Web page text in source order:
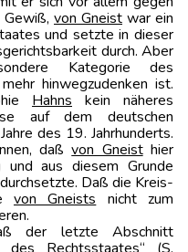
Gewiß, von Gneist war ein
und setzte in dieser
durch. Aber
Kategorie des
hinwegzudenken ist.
Hahns kein näheres
auf dem deutschen
des 19. Jahrhunderts.
daßvon Gneisthier
und aus diesem Grunde
Daß die Kreis-
von Gneists nicht zum
der letzte Abschnitt